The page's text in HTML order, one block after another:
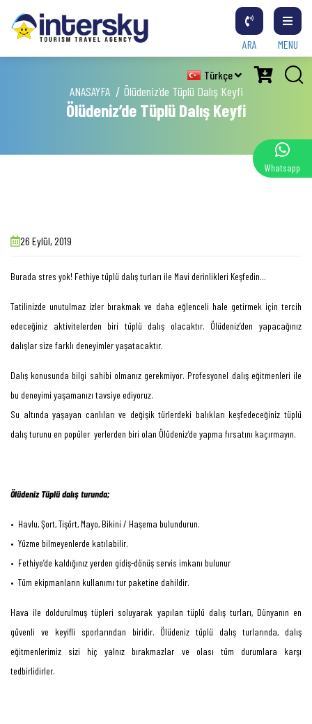
MENU
ARA
Türkçe
ANASAYFA Ölüdeniz’de Tüplü Dalış Keyfi
Ölüdeniz’de Tüplü Dalış Keyfi
26 Eylül, 2019
Burada stres yok! Fethiye tüplü dalış turları ile Mavi derinlikleri Keşfedin…
Tatilinizde unutulmaz izler bırakmak ve daha eğlenceli hale getirmek için tercih
edeceğiniz aktivitelerden biri tüplü dalış olacaktır. Ölüdeniz’den yapacağınız
dalışlar size farklı deneyimler yaşatacaktır.
Dalış konusunda bilgi sahibi olmanız gerekmiyor. Profesyonel dalış eğitmenleri ile
bu deneyimi yaşamanızı tavsiye ediyoruz.
Su altında yaşayan canlıları ve değişik türlerdeki balıkları keşfedeceğiniz tüplü
dalış turunu en popüler yerlerden biri olan Ölüdeniz’de yapma fırsatını kaçırmayın.
Ölüdeniz Tüplü dalış turunda;
• Havlu, Şort, Tişört, Mayo, Bikini / Haşema bulundurun.
• Yüzme bilmeyenlerde katılabilir.
• Fethiye’de kaldığınız yerden gidiş-dönüş servis imkanı bulunur
• Tüm ekipmanların kullanımı tur paketine dahildir.
Hava ile doldurulmuş tüpleri soluyarak yapılan tüplü dalış turları, Dünyanın en
güvenli ve keyifli sporlarından biridir. Ölüdeniz tüplü dalış turlarında, dalış
eğitmenlerimiz sizi hiç yalnız bırakmazlar ve olası tüm durumlara karşı
tedbirlidirler.
Whatsapp